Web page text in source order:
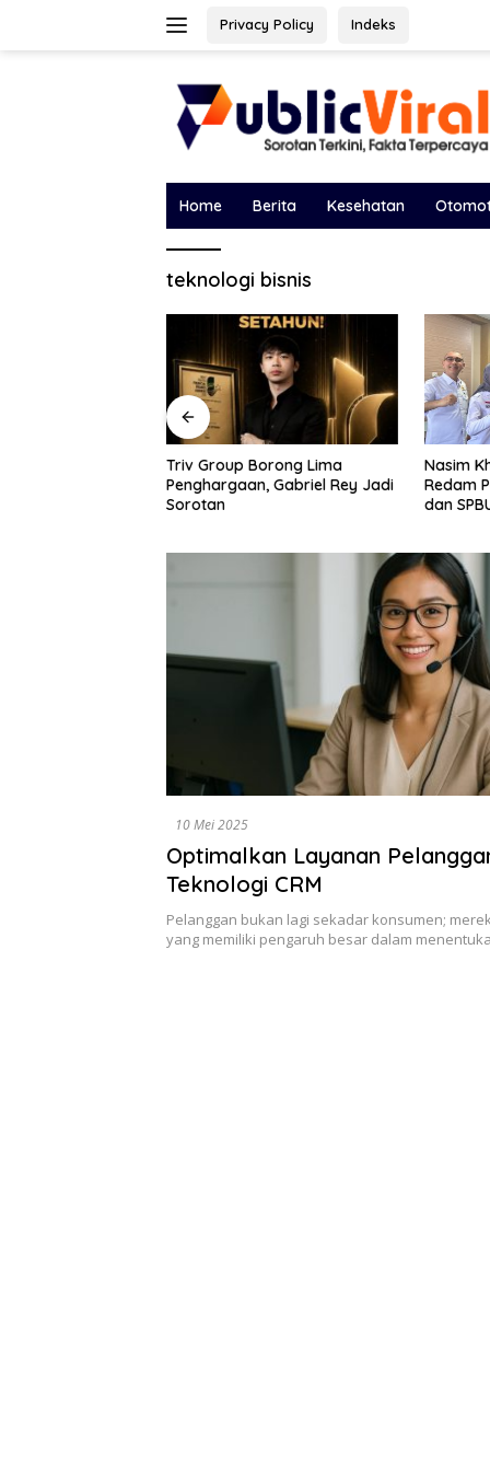
Privacy Policy Indeks
Home Berita Kesehatan
teknologi bisnis
Nasim Khan Turun Tangan
Redam Polemik Holding PTPN
dan SPBUN-SGN, Dorong Solusi
Bawa
DPRD,
Dewan
10 Mei 2025
Optimalkan Layanan
Teknologi CRM
Pelanggan bukan lagi sekadar konsumen;
yang memiliki pengaruh besar dalam